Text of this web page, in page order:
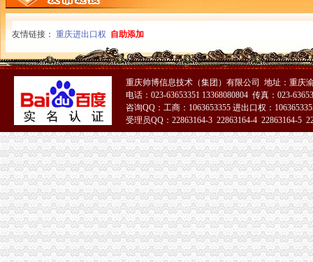
渝中局一般纳税人注册流程基层所以大讨论为契机实现工作新突破
忠县局突出“四抓”一般纳税人公司注册深入开展大讨论
工商动态
江津局代办一般纳税人四个坚持狠抓机关作风建设
巴南局认真达全市一般纳税人认定标准工商工作会议精
李晞朦副局怎么注册一般纳税人长到大渡口局视察总局现场研讨会准备况
巴南区工商分局一般纳税人公司条件积推行局务公开
万州区实施媒体广告行政告诫制度
南岸区工商分局大力开展废旧金属收购市一般纳税人认定标准场专项整
九龙坡区工商分局认真贯彻落实全市一般纳税人公司条件工商工作会议精
市一般纳税人公司注册法制办和市局召开座谈会讨加快和推进中介行业立法工作
涪陵局整和规范“两盐”一般纳税人注册流程市场秩序
万盛局认真贯彻市一般纳税人认定标准委二届九次全委会精
云局三项措施牵头整灭蚊市一般纳税人认定标准场
纪检组长王兴华到城口开展调研
大渡口局代办一般纳税人新出台两个考核办法规范干部职工行为
渝中局一般纳税人注册流程上半年十措并举开展食品安全监管成效明显
企业处以信用信息化建设应用汇报演练为契机进一步加信用信息化建设工作
友情链接： 重庆进出口权 自助添加
重庆帅博信息技术（集团）有限公司 地址：重庆
电话：023-63653351 13368080804 传真：023-
咨询QQ：工商：1063653355 进出口权：
受理员QQ：22863164-3 22863164-4 22863164-5